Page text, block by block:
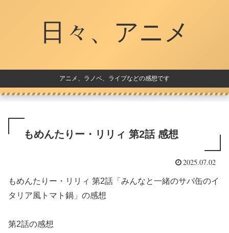
日々、アニメ
アニメ、ラノベ、ライブなどの感想です
もめんたりー・リリィ 第2話 感想
2025.07.02
もめんたりー・リリィ 第2話「みんなと一緒のサバ缶のイ
タリア風トマト鍋」の感想
第2話の感想